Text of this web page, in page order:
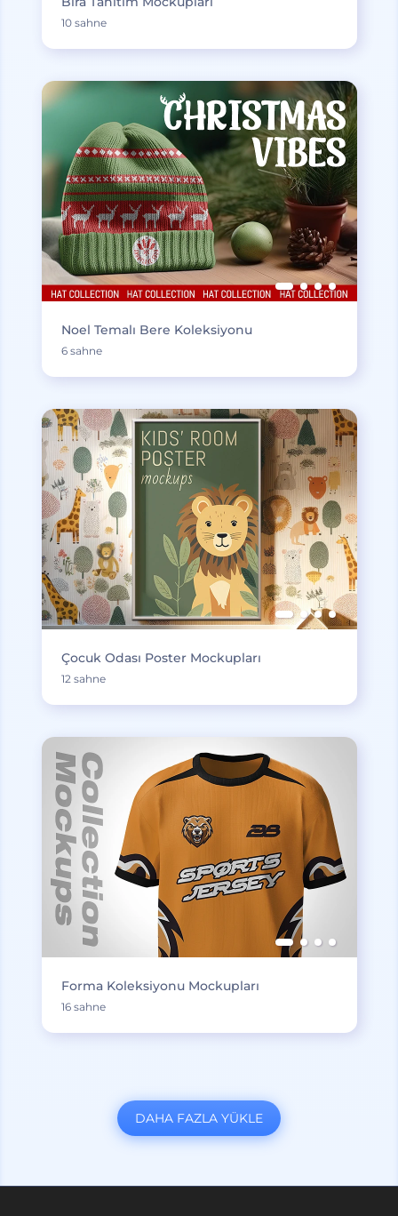
10 sahne
Noel Temalı Bere Koleksiyonu
6 sahne
Çocuk Odası Poster Mockupları
12 sahne
Forma Koleksiyonu Mockupları
16 sahne
DAHA FAZLA YÜKLE